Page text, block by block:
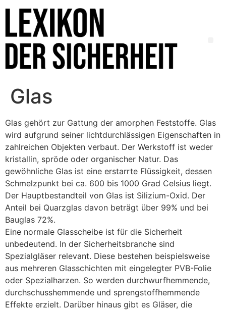
Glas
Glas gehört zur Gattung der amorphen Feststoffe. Glas
wird aufgrund seiner lichtdurchlässigen Eigenschaften in
zahlreichen Objekten verbaut. Der Werkstoff ist weder
kristallin, spröde oder organischer Natur. Das
gewöhnliche Glas ist eine erstarrte Flüssigkeit, dessen
Schmelzpunkt bei ca. 600 bis 1000 Grad Celsius liegt.
Der Hauptbestandteil von Glas ist Silizium-Oxid. Der
Anteil bei Quarzglas davon beträgt über 99% und bei
Bauglas 72%.
Eine normale Glasscheibe ist für die Sicherheit
unbedeutend. In der Sicherheitsbranche sind
Spezialgläser relevant. Diese bestehen beispielsweise
aus mehreren Glasschichten mit eingelegter PVB-Folie
oder Spezialharzen. So werden durchwurfhemmende,
durchschusshemmende und sprengstoffhemmende
Effekte erzielt. Darüber hinaus gibt es Gläser, die